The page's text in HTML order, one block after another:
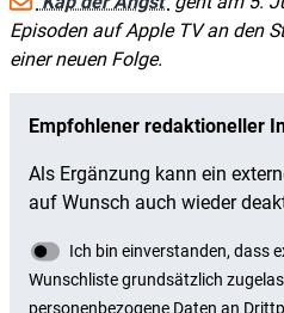
Episoden auf Apple TV an den
einer neuen Folge.